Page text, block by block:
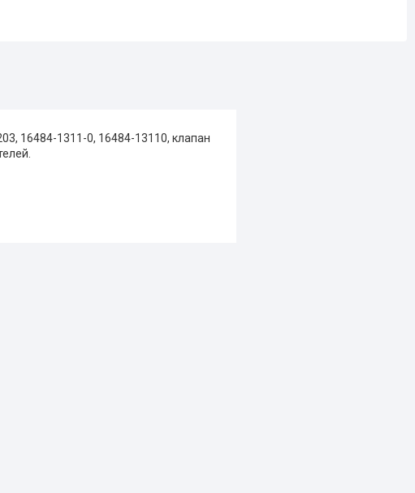
16484-1311-0, 16484-13110, клапан